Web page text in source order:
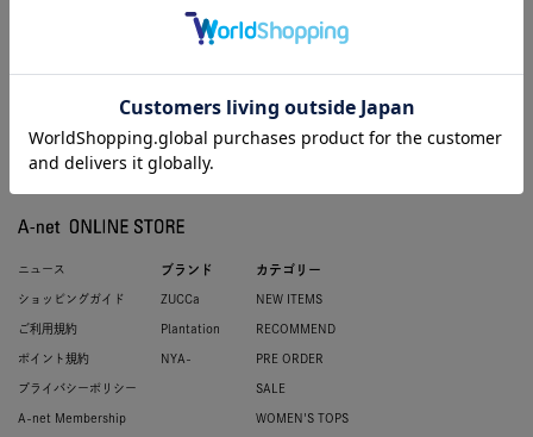
ニュース
ショッピングガイド
ご利用規約
ポイント規約
プライバシーポリシー
A-net Membership
ブランド
ZUCCa
Plantation
NYA-
カテゴリー
NEW ITEMS
RECOMMEND
PRE ORDER
SALE
WOMEN'S TOPS